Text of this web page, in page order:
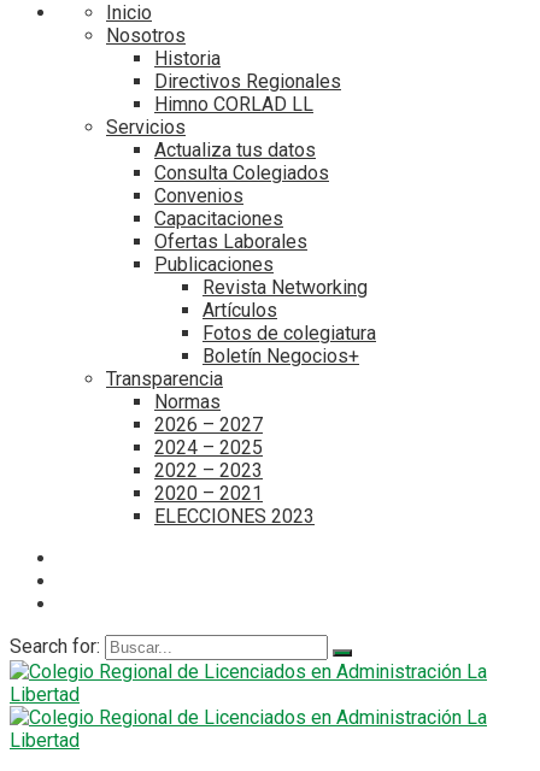
Inicio
Nosotros
Historia
Directivos Regionales
Himno CORLAD LL
Servicios
Actualiza tus datos
Consulta Colegiados
Convenios
Capacitaciones
Ofertas Laborales
Publicaciones
Revista Networking
Artículos
Fotos de colegiatura
Boletín Negocios+
Transparencia
Normas
2026 – 2027
2024 – 2025
2022 – 2023
2020 – 2021
ELECCIONES 2023
Search for: